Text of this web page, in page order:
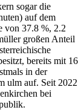
sogar die
auf dem
von 37.8 %, 2.2
großen Anteil
bereits mit 16
in der
ulm auf. Seit 2022
bei